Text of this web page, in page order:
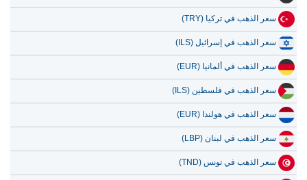
سعر الذهب في تركيا (TRY)
سعر الذهب في إسرائيل (ILS)
سعر الذهب في ألمانيا (EUR)
سعر الذهب في فلسطين (ILS)
سعر الذهب في هولندا (EUR)
سعر الذهب في لبنان (LBP)
سعر الذهب في تونس (TND)